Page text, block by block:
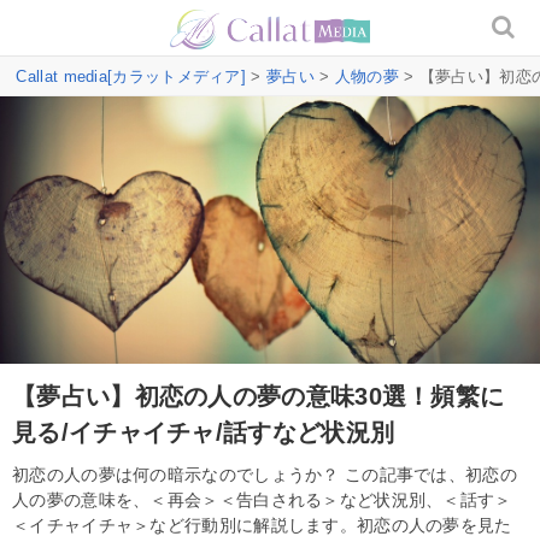
Callat media[カラットメディア] > 夢占い> 人物の夢> 【夢占い】初恋
【夢占い】初恋の人の夢の意味30選！頻繁に
見る/イチャイチャ/話すなど状況別
初恋の人の夢は何の暗示なのでしょうか？ この記事では、初恋の
人の夢の意味を、＜再会＞＜告白される＞など状況別、＜話す＞
＜イチャイチャ＞など行動別に解説します。初恋の人の夢を見た